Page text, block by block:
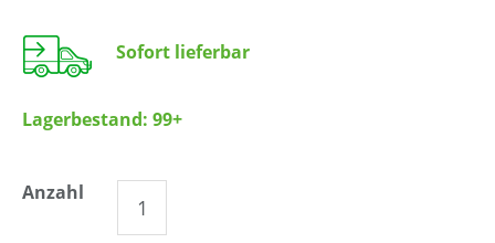
Sofort lieferbar
Lagerbestand: 99+
Anzahl